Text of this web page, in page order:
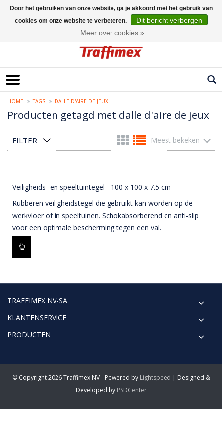
HOME TAGS DALLE D'AIRE DE JEUX
Producten getagd met dalle d'aire de jeux
FILTER Meest bekeken
Veiligheids- en speeltuintegel - 100 x 100 x 7.5 cm
Rubberen veiligheidstegel die gebruikt kan worden op de
werkvloer of in speeltuinen. Schokabsorberend en anti-slip
voor een optimale bescherming tegen een val.
TRAFFIMEX NV-SA
KLANTENSERVICE
PRODUCTEN
© Copyright 2026 Traffimex NV - Powered by Lightspeed | Designed &
Developed by PSDCenter
Door het gebruiken van onze website, ga je akkoord met het gebruik van
cookies om onze website te verbeteren.
Dit bericht verbergen
Meer over cookies »